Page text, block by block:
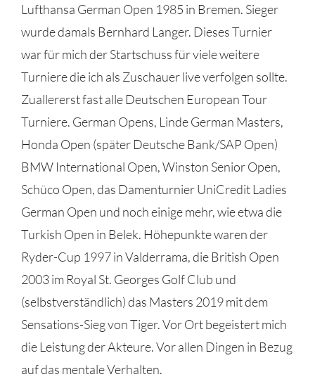
Lufthansa German Open 1985 in Bremen. Sieger
wurde damals Bernhard Langer. Dieses Turnier
war für mich der Startschuss für viele weitere
Turniere die ich als Zuschauer live verfolgen sollte.
Zuallererst fast alle Deutschen European Tour
Turniere. German Opens, Linde German Masters,
Honda Open (später Deutsche Bank/SAP Open)
BMW International Open, Winston Senior Open,
Schüco Open, das Damenturnier UniCredit Ladies
German Open und noch einige mehr, wie etwa die
Turkish Open in Belek. Höhepunkte waren der
Ryder-Cup 1997 in Valderrama, die British Open
2003 im Royal St. Georges Golf Club und
(selbstverständlich) das Masters 2019 mit dem
Sensations-Sieg von Tiger. Vor Ort begeistert mich
die Leistung der Akteure. Vor allen Dingen in Bezug
auf das mentale Verhalten.